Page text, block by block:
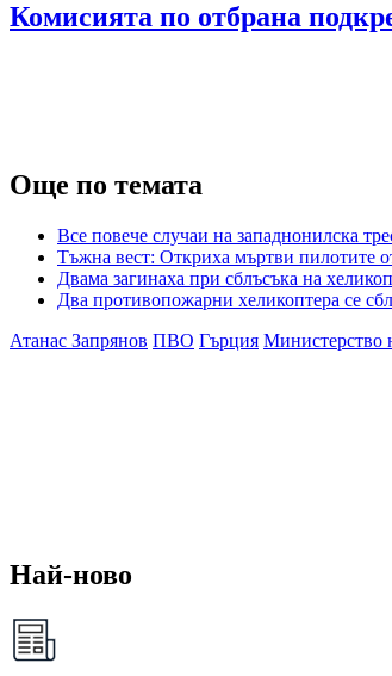
Комисията по отбрана
Още по темата
Все повече случаи на западнонилска
Тъжна вест: Откриха мъртви пилотите
Двама загинаха при сблъсъка на
Два противопожарни хеликоптера се
Атанас Запрянов ПВО Гърция Министерство
Най-ново